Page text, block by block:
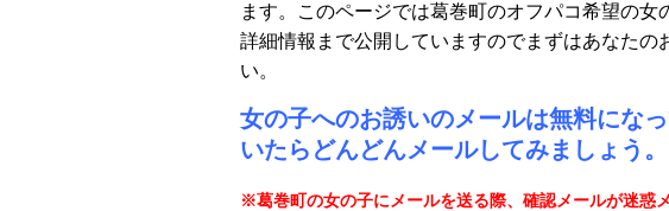
ます。このページでは葛巻町のオフパコ希望の
詳細情報まで公開していますのでまずはあなたの
い。
女の子へのお誘いのメールは無料にな
いたらどんどんメールしてみましょう。
※葛巻町の女の子にメールを送る際、確認メールが迷惑